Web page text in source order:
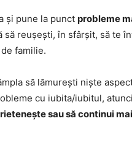
și pune la punct probleme
să reușești, în sfârșit, să te
familie.
să lămurești niște
cu iubita/iubitul,
sau să continui